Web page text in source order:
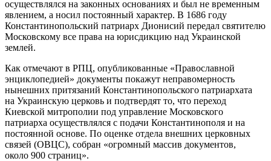
осуществлялся на законных основаниях и был не временным
явлением, а носил постоянный характер. В 1686 году
Константинопольский патриарх Дионисий передал святителю
Московскому все права на юрисдикцию над Украинской
землей.
Как отмечают в РПЦ, опубликованные «Православной
энциклопедией» документы покажут неправомерность
нынешних притязаний Константинопольского патриархата
на Украинскую церковь и подтвердят то, что переход
Киевской митрополии под управление Московского
патриарха осуществлялся с подачи Константинополя и на
постоянной основе. По оценке отдела внешних церковных
связей (ОВЦС), собран «огромный массив документов,
около 900 страниц».